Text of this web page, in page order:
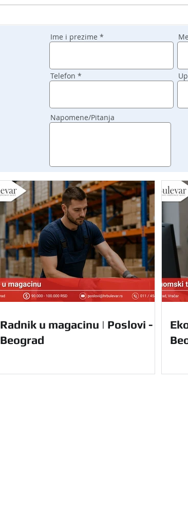
Ime i prezime
Telefon
Napomene/Pitanja
Radnik u magacinu | Poslovi -
Beograd